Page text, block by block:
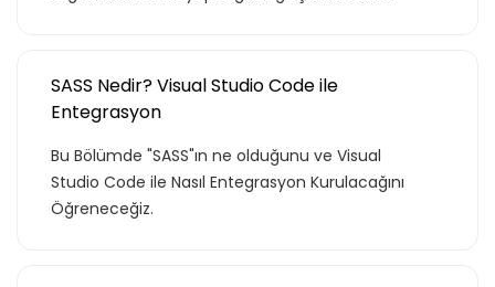
SASS Nedir? Visual Studio Code ile
Entegrasyon
Bu Bölümde "SASS"ın ne olduğunu ve Visual
Studio Code ile Nasıl Entegrasyon Kurulacağını
Öğreneceğiz.